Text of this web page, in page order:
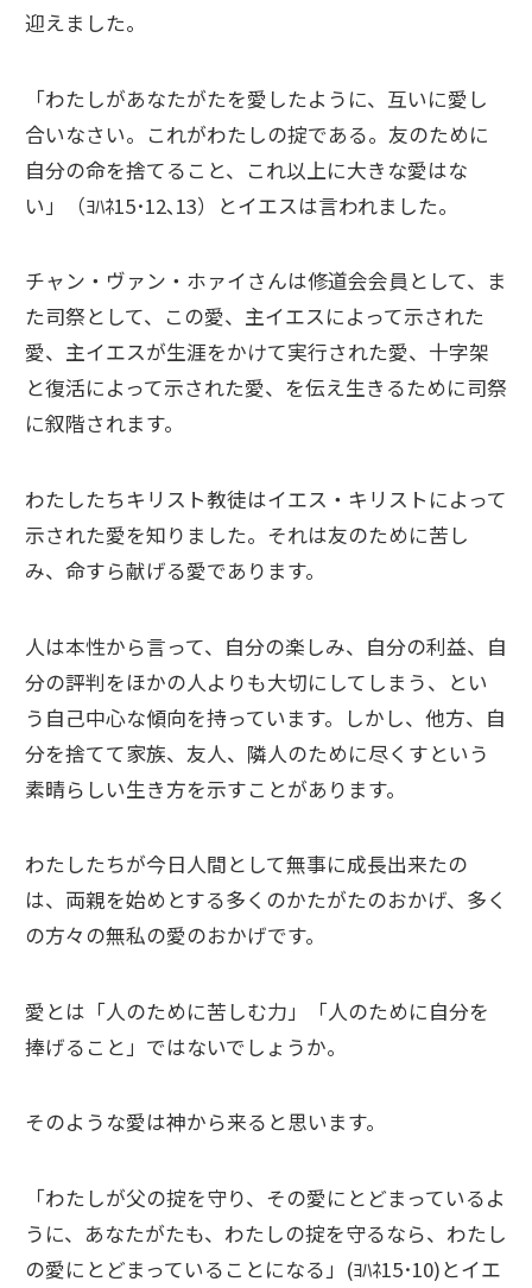
迎えました。
「わたしがあなたがたを愛したように、互いに愛し
合いなさい。これがわたしの掟である。友のために
自分の命を捨てること、これ以上に大きな愛はな
い」（ﾖﾊﾈ15･12､13）とイエスは言われました。
チャン・ヴァン・ホァイさんは修道会会員として、ま
た司祭として、この愛、主イエスによって示された
愛、主イエスが生涯をかけて実行された愛、十字架
と復活によって示された愛、を伝え生きるために司祭
に叙階されます。
わたしたちキリスト教徒はイエス・キリストによって
示された愛を知りました。それは友のために苦し
み、命すら献げる愛であります。
人は本性から言って、自分の楽しみ、自分の利益、自
分の評判をほかの人よりも大切にしてしまう、とい
う自己中心な傾向を持っています。しかし、他方、自
分を捨てて家族、友人、隣人のために尽くすという
素晴らしい生き方を示すことがあります。
わたしたちが今日人間として無事に成長出来たの
は、両親を始めとする多くのかたがたのおかげ、多く
の方々の無私の愛のおかげです。
愛とは「人のために苦しむ力」「人のために自分を
捧げること」ではないでしょうか。
そのような愛は神から来ると思います。
「わたしが父の掟を守り、その愛にとどまっているよ
うに、あなたがたも、わたしの掟を守るなら、わたし
の愛にとどまっていることになる」(ﾖﾊﾈ15･10)とイエ